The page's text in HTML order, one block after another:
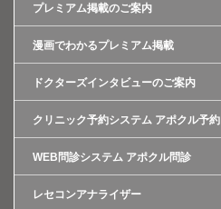
プレミアム掲載のご案内
漫画でわかるプレミアム掲載
ドクターズインタビューのご案内
クリニック予約システム アポクル予約
WEB問診システム アポクル問診
レセコンアナライザー